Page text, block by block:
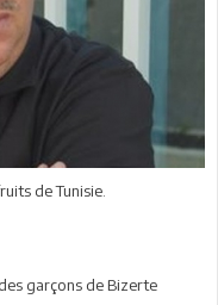
de Tunisie.
garçons de Bizerte